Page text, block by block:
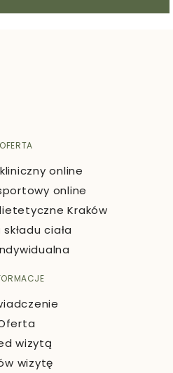
OFERTA
online
online
Kraków
ciała
wizytą
wizytę